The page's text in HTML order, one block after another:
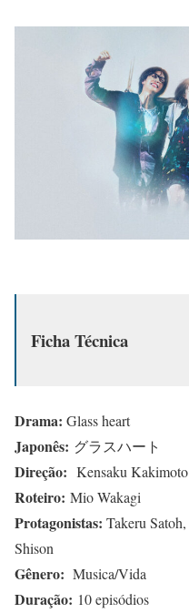
Ficha Técnica
Drama: Glass heart
Japonês: グラスハート
Direção: Kensaku
Roteiro: Mio Wakagi
Protagonistas: Takeru
Shison
Gênero: Musica/Vida
Duração: 10 episódios